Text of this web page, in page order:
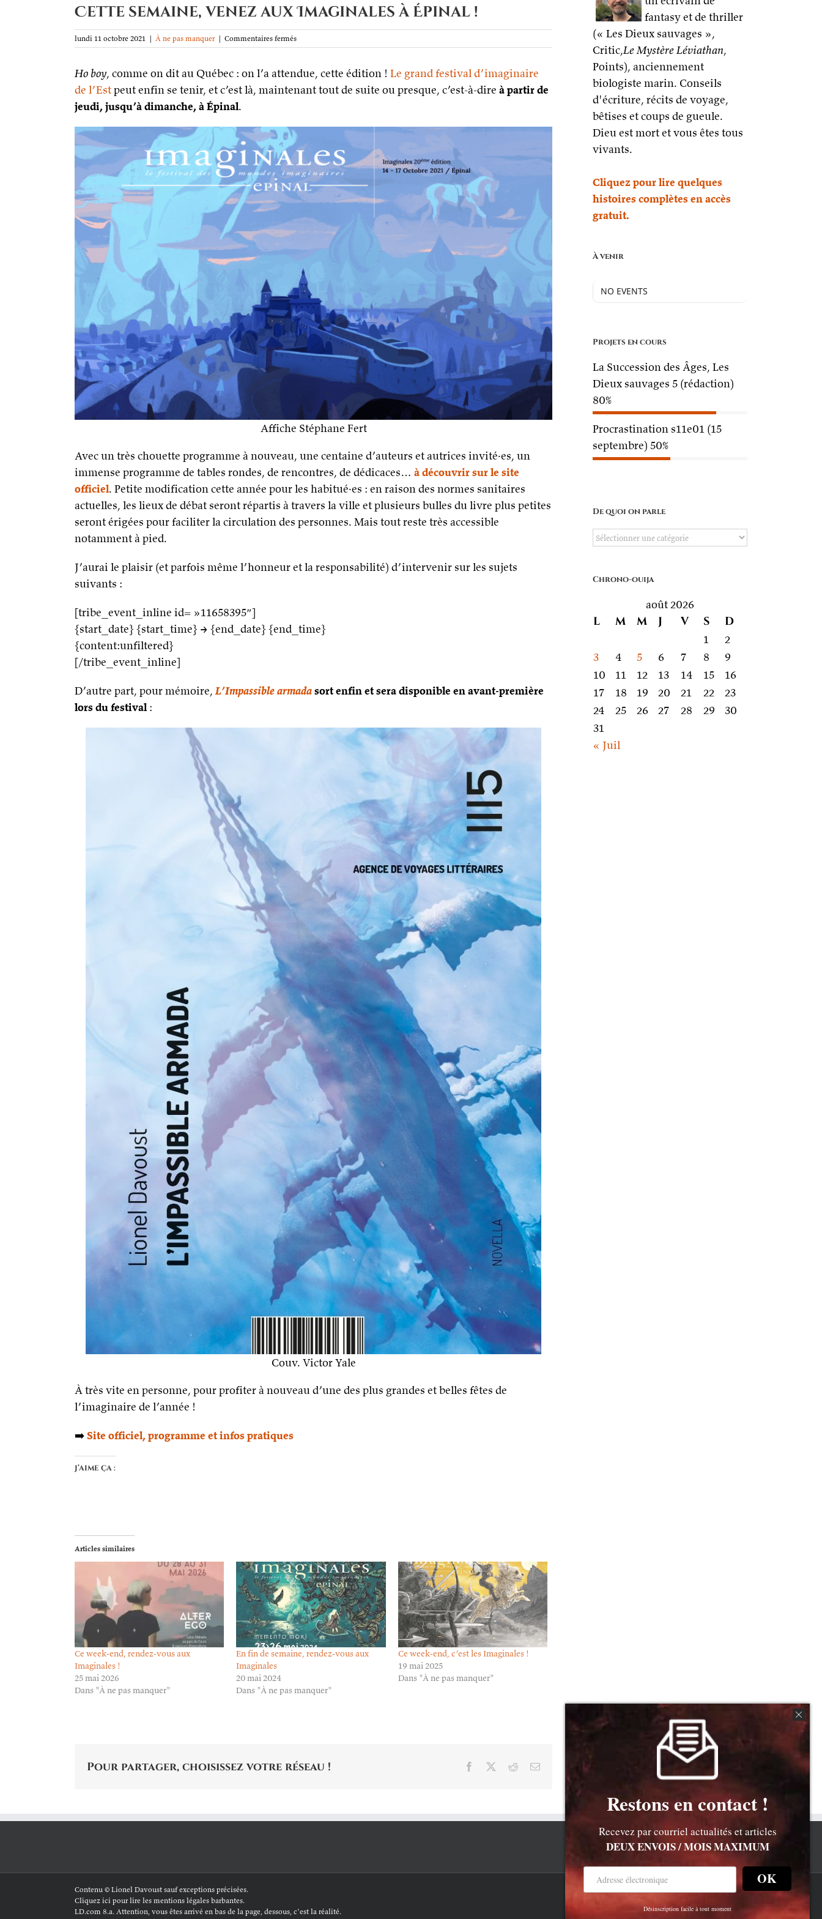
Cette semaine, venez aux Imaginales à Épinal !
lundi 11 octobre 2021 | À ne pas manquer | Commentaires ferméssur
Cette
venez
Imaginales
Ho boy, comme on dit au Québec : on l’a attendue, cette édition ! Le grand festival d’imaginaire
de l’Estpeut enfin se tenir, et c’est là, maintenant tout de suite ou presque, c’est-à-dire à partir de
jeudi, jusqu’à dimanche, à Épinal.
Affiche Stéphane Fert
Avec un très chouette programme à nouveau, une centaine d’auteurs et autrices invité·es, un
immense programme de tables rondes, de rencontres, de dédicaces… à découvrir sur le site
officiel. Petite modification cette année pour les habitué·es : en raison des normes sanitaires
actuelles, les lieux de débat seront répartis à travers la ville et plusieurs bulles du livre plus petites
seront érigées pour faciliter la circulation des personnes. Mais tout reste très accessible
notamment à pied.
J’aurai le plaisir (et parfois même l’honneur et la responsabilité) d’intervenir sur les sujets
suivants :
[tribe_event_inline id= »11658395″]
{start_date} {start_time} → {end_date} {end_time}
{content:unfiltered}
[/tribe_event_inline]
D’autre part, pour mémoire,L’Impassible armadasort enfin et sera disponible en avant-première
lors du festival:
Couv. Victor Yale
À très vite en personne, pour profiter à nouveau d’une des plus grandes et belles fêtes de
l’imaginaire de l’année !
➡️Site officiel, programme et infos pratiques
J’aime ça :
Articles similaires
Ce week-end, rendez-vous aux
Imaginales !
25 mai 2026
Dans "À ne pas manquer"
En fin de semaine, rendez-vous aux
Imaginales
20 mai 2024
Dans "À ne pas manquer"
Ce week-end, c’est les Imaginales !
19 mai 2025
Dans "À ne pas manquer"
Pour partager, choisissez votre réseau ! Facebook RedditEmail
fantasy et de thriller
(« Les Dieux sauvages »,
Critic,Le Mystère Léviathan,
Points), anciennement
biologiste marin. Conseils
d'écriture, récits de voyage,
bêtises et coups de gueule.
Dieu est mort et vous êtes tous
vivants.
Cliquez pour lire quelques
histoires complètes en accès
gratuit.
À venir
NO EVENTS
Projets en cours
La Succession des Âges, Les
Dieux sauvages 5 (rédaction)
80%
Procrastination s11e01 (15
septembre) 50%
De quoi on parle
De
parle
Chrono-ouija
août 2026
L M M J V S D
1
2
3
4 5 6 7 8
9
10
11 12 13 14 15
16
17
18 19 20 21 22
23
24
25 26 27 28 29
30
31
« Juil
Contenu © Lionel Davoust sauf exceptions précisées.
Cliquez ici pour lire les mentions légales barbantes.
LD.com 8.a. Attention, vous êtes arrivé en bas de la page, dessous, c'est la réalité.
Restons en contact !
Recevez par courriel actualités et articles
DEUX ENVOIS / MOIS MAXIMUM
OK
Désinscription facile à tout moment